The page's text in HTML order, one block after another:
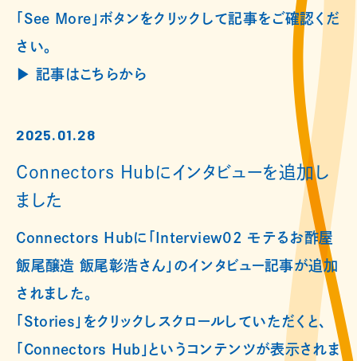
「See More」ボタンをクリックして記事をご確認くだ
さい。
▶︎ 記事はこちらから
2025.01.28
Connectors Hubにインタビューを追加し
ました
Connectors Hubに「Interview02 モテるお酢屋
飯尾醸造 飯尾彰浩さん」のインタビュー記事が追加
されました。
「Stories」をクリックしスクロールしていただくと、
「Connectors Hub」というコンテンツが表示されま